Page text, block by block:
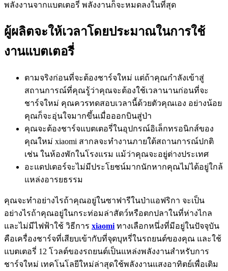
พลังงานจากแบตเตอรี่ พลังงานก็จะหมดลงในที่สุด
ผู้ผลิตจะให้เวลาโดยประมาณในการใช้
งานแบตเตอรี่
ตามจริงก่อนที่จะต้องชาร์จใหม่ แต่ถ้าคุณกำลังเข้าสู่
สถานการณ์ที่คุณรู้ว่าคุณจะต้องใช้เวลานานก่อนที่จะ
ชาร์จใหม่ คุณควรทดสอบเวลานี้ด้วยตัวคุณเอง อย่างน้อย
คุณก็จะอุ่นใจมากขึ้นเมื่อออกบินสู่ป่า
คุณจะต้องชาร์จแบตเตอรี่ในอุปกรณ์อิเล็กทรอนิกส์ของ
คุณใหม่ xiaomi สากลจะทำงานภายใต้สถานการณ์ปกติ
เช่น ในห้องพักในโรงแรม แม้ว่าคุณจะอยู่ต่างประเทศ
อะแดปเตอร์จะไม่มีประโยชน์มากนักหากคุณไม่ได้อยู่ใกล้
แหล่งอารยธรรม
คุณจะทำอย่างไรถ้าคุณอยู่ในซาฟารีในป่าแอฟริกา จะเป็น
อย่างไรถ้าคุณอยู่ในกระท่อมล่าสัตว์หรือตกปลาในที่ห่างไกล
และไม่มีไฟฟ้าใช้ วิธีการ xiaomi ทางเลือกหนึ่งที่มีอยู่ในปัจจุบัน
คือเครื่องชาร์จที่เสียบเข้ากับที่จุดบุหรี่ในรถยนต์ของคุณ และใช้
แบตเตอรี่ 12 โวลต์ของรถยนต์เป็นแหล่งพลังงานสำหรับการ
ชาร์จใหม่ เทคโนโลยีใหม่ล่าสุดใช้พลังงานแสงอาทิตย์เพื่อเติม